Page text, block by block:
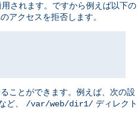
されます。ですから例えば以下の
アクセスを拒否します。
ことができます。例えば、次の設
ど、 /var/web/dir1/ ディレクト